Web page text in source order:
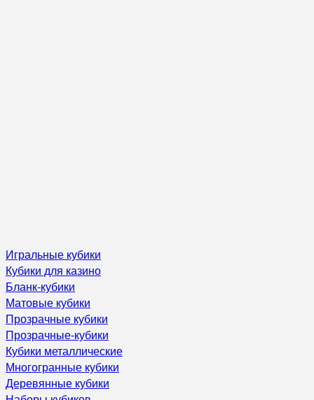
Игральные кубики
Кубики для казино
Бланк-кубики
Матовые кубики
Прозрачные кубики
Прозрачные-кубики
Кубики металлические
Многогранные кубики
Деревянные кубики